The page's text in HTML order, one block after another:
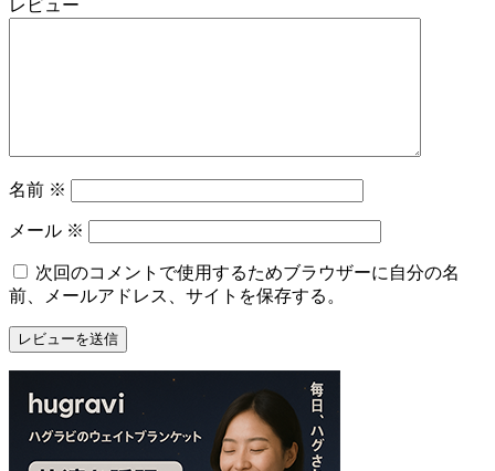
レビュー
名前 ※
メール ※
次回のコメントで使用するためブラウザーに自分の名
前、メールアドレス、サイトを保存する。